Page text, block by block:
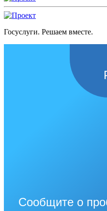
Госуслуги. Решаем вместе.
Сообщите о